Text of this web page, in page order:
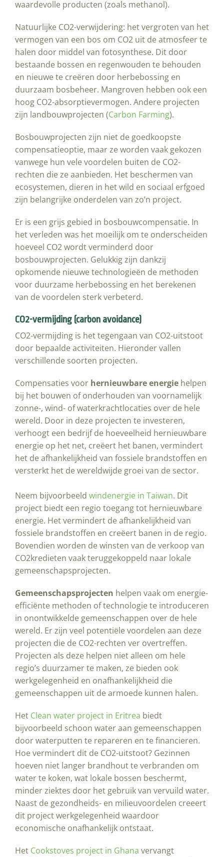
waardevolle producten (zoals methanol).
Natuurlijke CO2-verwijdering: het vergroten van het
vermogen van een bos om CO2 uit de atmosfeer te
halen door middel van fotosynthese. Dit door
bestaande bossen en regenwouden te behouden
en nieuwe te creëren door herbebossing en
duurzaam bosbeheer. Mangroven hebben ook een
hoog CO2-absorptievermogen. Andere projecten
zijn landbouwprojecten (Carbon Farming).
Bosbouwprojecten zijn niet de goedkoopste
compensatieoptie, maar ze worden vaak gekozen
vanwege hun vele voordelen buiten de CO2-
rechten die ze aanbieden. Het beschermen van
ecosystemen, dieren in het wild en sociaal erfgoed
zijn belangrijke onderdelen van zo’n project.
Er is een grijs gebied in bosbouwcompensatie. In
het verleden was het moeilijk om te onderscheiden
hoeveel CO2 wordt verminderd door
bosbouwprojecten. Gelukkig zijn dankzij
opkomende nieuwe technologieën de methoden
voor duurzame herbebossing en het berekenen
van de voordelen sterk verbeterd.
CO2-vermijding (carbon avoidance)
CO2-vermijding is het tegengaan van CO2-uitstoot
door bepaalde activiteiten. Hieronder vallen
verschillende soorten projecten.
Compensaties voor hernieuwbare energie helpen
bij het bouwen of onderhouden van voornamelijk
zonne-, wind- of waterkrachtlocaties over de hele
wereld. Door in deze projecten te investeren,
verhoogt een bedrijf de hoeveelheid hernieuwbare
energie op het net, creëert het banen, vermindert
het de afhankelijkheid van fossiele brandstoffen en
versterkt het de wereldwijde groei van de sector.
Neem bijvoorbeeld windenergie in Taiwan. Dit
project biedt een regio toegang tot hernieuwbare
energie. Het vermindert de afhankelijkheid van
fossiele brandstoffen en creëert banen in de regio.
Bovendien worden de winsten van de verkoop van
CO2kredieten vaak teruggekoppeld naar lokale
gemeenschapsprojecten.
Gemeenschapsprojecten helpen vaak om energie-
efficiënte methoden of technologie te introduceren
in onontwikkelde gemeenschappen over de hele
wereld. Er zijn veel potentiële voordelen aan deze
projecten die de CO2-rechten ver overtreffen.
Projecten als deze helpen niet alleen om hele
regio’s duurzamer te maken, ze bieden ook
werkgelegenheid en onafhankelijkheid die
gemeenschappen uit de armoede kunnen halen.
Het Clean water project in Eritrea biedt
bijvoorbeeld schoon water aan gemeenschappen
door waterputten te repareren en te financieren.
Hoe vermindert dit de CO2-uitstoot? Gezinnen
hoeven niet langer brandhout te verbranden om
water te koken, wat lokale bossen beschermt,
minder ziektes door het gebruik van vervuild water.
Naast de gezondheids- en milieuvoordelen creeert
dit project werkgelegenheid waardoor
economische onafhankelijk ontstaat.
Het Cookstoves project in Ghana vervangt